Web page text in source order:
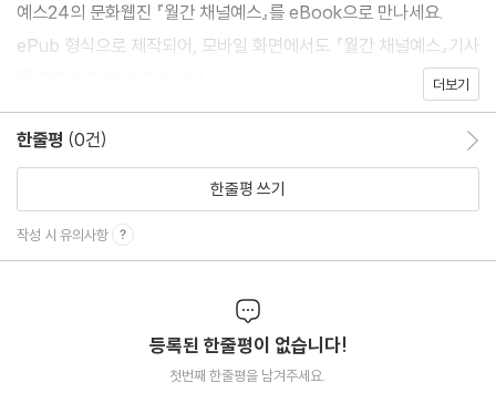
예스24의 문화웹진 『월간 채널예스』를 eBook으로 만나세요.
ePub 형식으로 제작되어, 모바일 화면에서도 『월간 채널예스』기사
더보기
한줄평 (0건)
한줄평 쓰기
작성 시 유의사항
등록된 한줄평이 없습니다!
첫번째 한줄평을 남겨주세요.